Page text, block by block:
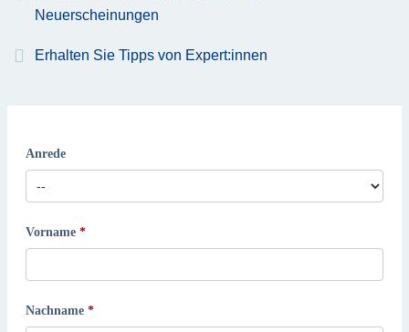
Neuerscheinungen
Erhalten Sie Tipps von Expert:innen
Anrede
Vorname
Nachname